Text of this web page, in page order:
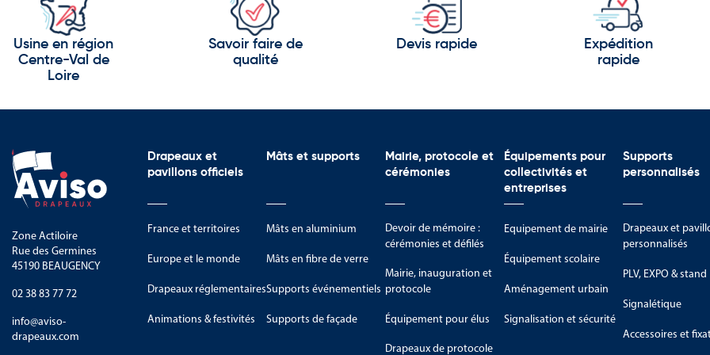
Drapeaux de table destinés aux espaces protocolaires et administratifs.
Guirlandes décoratives pour les fêtes locales et événements régionaux.
Ils constituent un support de représentation idéal pour promouvoir l’identité béarnaise.
Les oriflammes permettent de décorer les centres-villes, les lieux de réception ou les espaces
format vertical attire naturellement l’attention et contribue à créer une ambiance régionale forte.
Les drapeaux de table et les guirlandes complètent cette offre en apportant une touche décorative
événements festifs organisés autour du patrimoine béarnais.
Des supports adaptés aux collectivités, associations et événements du Béarn
Les produits aux couleurs du Béarn trouvent leur place dans de nombreuses situations où la
Usine en région
Centre-Val de
Loire
Savoir faire de
qualité
Devis rapide
Expédition
rapide
Zone Actiloire
Rue des Germines
45190 BEAUGENCY
02 38 83 77 72
info@aviso-
drapeaux.com
Drapeaux et
pavillons officiels
France et territoires
Europe et le monde
Drapeaux réglementaires
Animations & festivités
Mâts et supports
Mâts en aluminium
Mâts en fibre de verre
Supports événementiels
Supports de façade
Mairie, protocole et
cérémonies
Devoir de mémoire :
cérémonies et défilés
Mairie, inauguration et
protocole
Équipement pour élus
Drapeaux de protocole
Équipements pour
collectivités et
entreprises
Equipement de mairie
Équipement scolaire
Aménagement urbain
Signalisation et sécurité
Supports
personnalisés
Drapeaux et
personnalisés
PLV, EXPO & stand
Signalétique
Accessoires et